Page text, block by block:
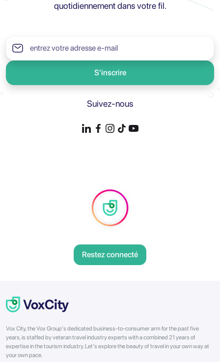
quotidiennement dans votre fil.
S'inscrire
Suivez-nous
Restez connecté
Vox City, the Vox Group's dedicated business-to-consumer arm for the past five
years, is staffed by veteran travel industry experts with a combined 21 years of
expertise in the tourism industry. Let's explore the beauty of travel in your own way at
your own pace.